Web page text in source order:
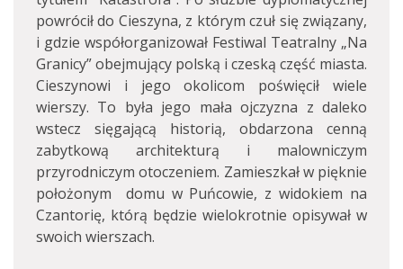
powrócił do Cieszyna, z którym czuł się związany,
i gdzie współorganizował Festiwal Teatralny „Na
Granicy” obejmujący polską i czeską część miasta.
Cieszynowi i jego okolicom poświęcił wiele
wierszy. To była jego mała ojczyzna z daleko
wstecz sięgającą historią, obdarzona cenną
zabytkową architekturą i malowniczym
przyrodniczym otoczeniem. Zamieszkał w pięknie
położonym domu w Puńcowie, z widokiem na
Czantorię, którą będzie wielokrotnie opisywał w
swoich wierszach.